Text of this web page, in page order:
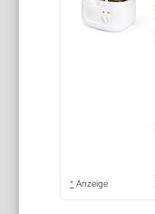
* Anzeige